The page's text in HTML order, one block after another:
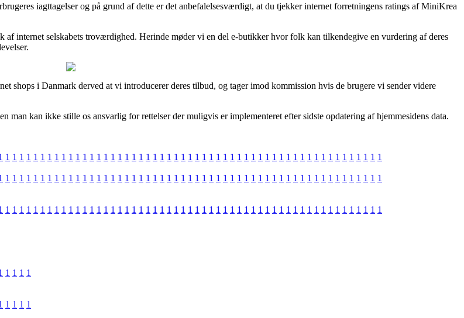
iagttagelser og på grund af dette er det anbefalelsesværdigt, at du tjekker internet forretningens ratings af MiniKrea
internet selskabets troværdighed. Herinde møder vi en del e-butikker hvor folk kan tilkendegive en vurdering af deres
shops i Danmark derved at vi introducerer deres tilbud, og tager imod kommission hvis de brugere vi sender videre
kan ikke stille os ansvarlig for rettelser der muligvis er implementeret efter sidste opdatering af hjemmesidens data.
1 1 1 1 1 1 1 1 1 1 1 1 1 1 1 1 1 1 1 1 1 1 1 1 1 1 1 1 1 1 1 1 1 1 1 1 1 1 1 1 1 1 1 1 1 1 1 1 1 1 1 1 1 1
1 1 1 1 1 1 1 1 1 1 1 1 1 1 1 1 1 1 1 1 1 1 1 1 1 1 1 1 1 1 1 1 1 1 1 1 1 1 1 1 1 1 1 1 1 1 1 1 1 1 1 1 1 1
1 1 1 1 1 1 1 1 1 1 1 1 1 1 1 1 1 1 1 1 1 1 1 1 1 1 1 1 1 1 1 1 1 1 1 1 1 1 1 1 1 1 1 1 1 1 1 1 1 1 1 1 1 1
1 1 1 1
1 1 1 1